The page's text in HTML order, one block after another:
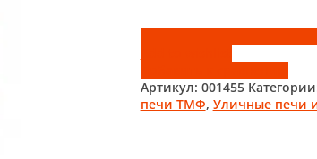
Артикул: 001455
печи ТМФ, Уличные печи